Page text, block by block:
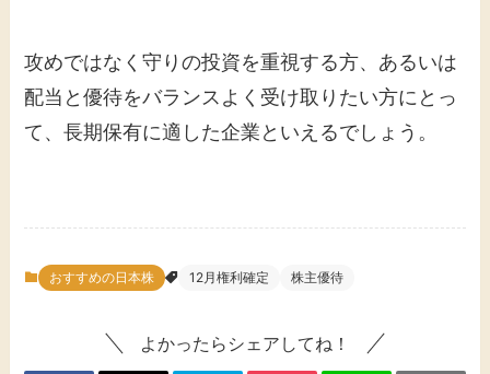
攻めではなく守りの投資を重視する方、あるいは
配当と優待をバランスよく受け取りたい方にとっ
て、長期保有に適した企業といえるでしょう。
おすすめの日本株 12月権利確定 株主優待
よかったらシェアしてね！